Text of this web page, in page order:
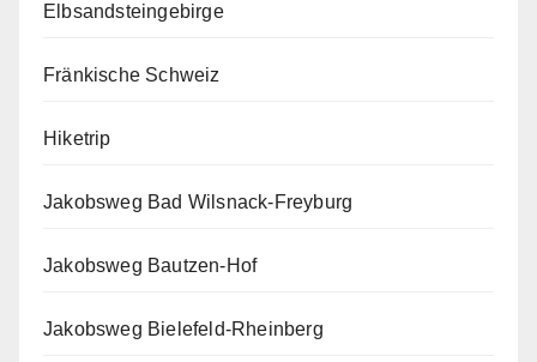
Elbsandsteingebirge
Fränkische Schweiz
Hiketrip
Jakobsweg Bad Wilsnack-Freyburg
Jakobsweg Bautzen-Hof
Jakobsweg Bielefeld-Rheinberg